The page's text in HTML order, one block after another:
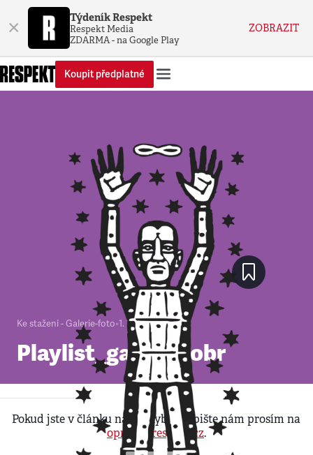
× Týdeník Respekt
Respekt Media
ZDARMA - na Google Play
ZOBRAZIT
Koupit předplatné
Ke stažení - Galerie-foto•1. 1. 2000
Playlist_garda_vobr
Pokud jste v článku našli chybu, napište nám prosím na
opravy@respekt.cz.